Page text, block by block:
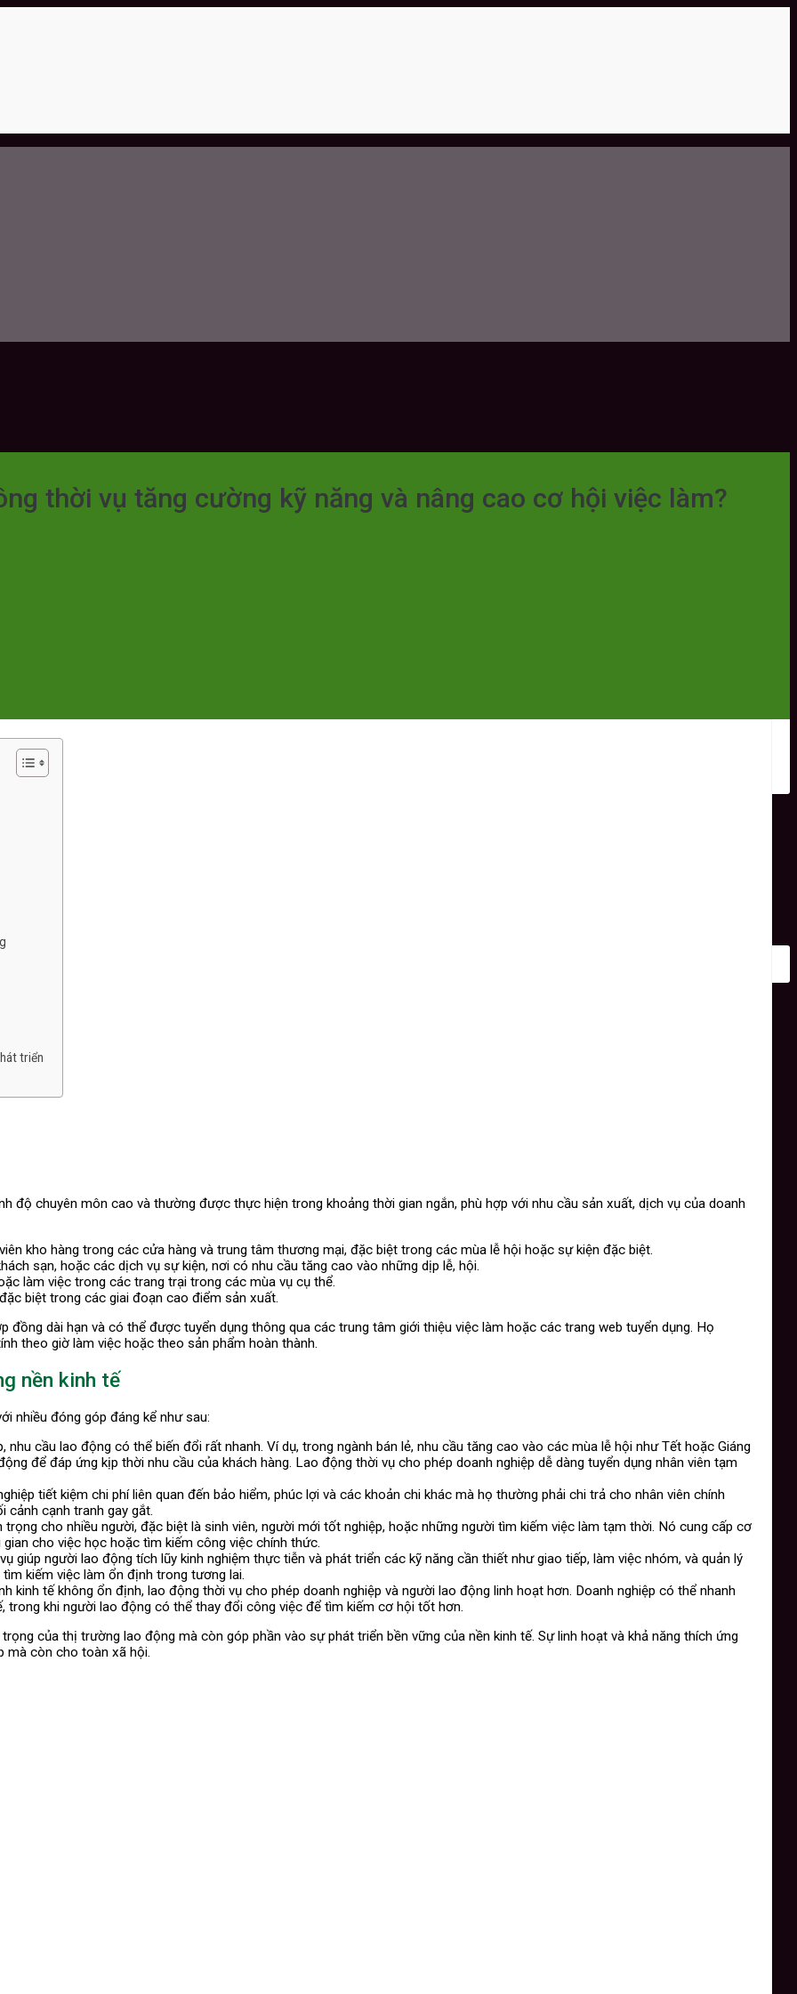
thời vụ tăng cường kỹ năng và nâng cao cơ hội việc làm?
triển
độ chuyên môn cao và thường được thực hiện trong khoảng thời gian ngắn, phù hợp với nhu cầu sản xuất, dịch vụ của doanh
kho hàng trong các cửa hàng và trung tâm thương mại, đặc biệt trong các mùa lễ hội hoặc sự kiện đặc biệt.
sạn, hoặc các dịch vụ sự kiện, nơi có nhu cầu tăng cao vào những dịp lễ, hội.
làm việc trong các trang trại trong các mùa vụ cụ thể.
biệt trong các giai đoạn cao điểm sản xuất.
dài hạn và có thể được tuyển dụng thông qua các trung tâm giới thiệu việc làm hoặc các trang web tuyển dụng. Họ
theo giờ làm việc hoặc theo sản phẩm hoàn thành.
nền kinh tế
nhiều đóng góp đáng kể như sau:
nhu cầu lao động có thể biến đổi rất nhanh. Ví dụ, trong ngành bán lẻ, nhu cầu tăng cao vào các mùa lễ hội như Tết hoặc Giáng
để đáp ứng kịp thời nhu cầu của khách hàng. Lao động thời vụ cho phép doanh nghiệp dễ dàng tuyển dụng nhân viên tạm
tiết kiệm chi phí liên quan đến bảo hiểm, phúc lợi và các khoản chi khác mà họ thường phải chi trả cho nhân viên chính
cảnh cạnh tranh gay gắt.
cho nhiều người, đặc biệt là sinh viên, người mới tốt nghiệp, hoặc những người tìm kiếm việc làm tạm thời. Nó cung cấp cơ
cho việc học hoặc tìm kiếm công việc chính thức.
giúp người lao động tích lũy kinh nghiệm thực tiễn và phát triển các kỹ năng cần thiết như giao tiếp, làm việc nhóm, và quản lý
kiếm việc làm ổn định trong tương lai.
kinh tế không ổn định, lao động thời vụ cho phép doanh nghiệp và người lao động linh hoạt hơn. Doanh nghiệp có thể nhanh
khi người lao động có thể thay đổi công việc để tìm kiếm cơ hội tốt hơn.
của thị trường lao động mà còn góp phần vào sự phát triển bền vững của nền kinh tế. Sự linh hoạt và khả năng thích ứng
mà còn cho toàn xã hội.